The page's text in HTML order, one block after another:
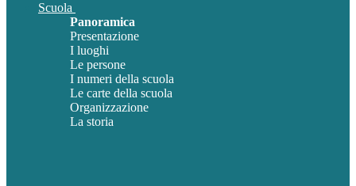
Scuola
Panoramica
Presentazione
I luoghi
Le persone
I numeri della scuola
Le carte della scuola
Organizzazione
La storia